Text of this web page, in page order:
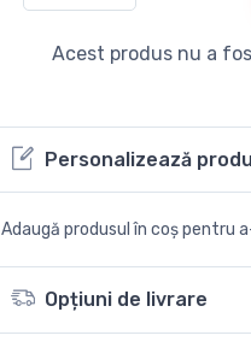
Acest produs nu a
Personalizează
Adaugă produsul în coș pentru
Opțiuni de livrare